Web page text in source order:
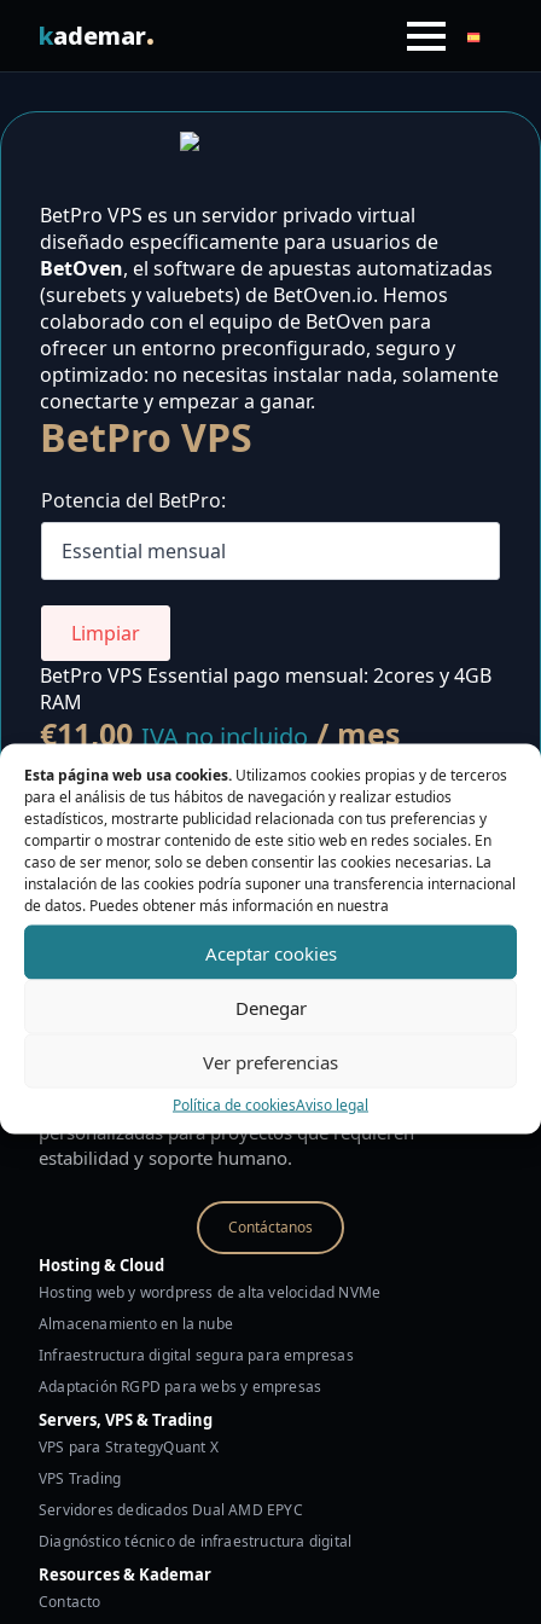
Esta página web usa cookies. Utilizamos cookies propias y de terceros
para el análisis de tus hábitos de navegación y realizar estudios
estadísticos, mostrarte publicidad relacionada con tus preferencias y
compartir o mostrar contenido de este sitio web en redes sociales. En
caso de ser menor, solo se deben consentir las cookies necesarias. La
instalación de las cookies podría suponer una transferencia internacional
de datos. Puedes obtener más información en nuestra
Aceptar cookies
Denegar
Ver preferencias
Política de cookiesAviso legal
kademar.
Almacenamiento en la nube
RGPD y textos legales para tu web
Auditoría SEO gratuita
VPS para StrategyQuant X
VPS Trading
Dual AMD EPYC
VPS BetPro
Automatización e IA
Desarrollo a Medida
Contacta con nosotros
Ahorro en suscripciones de software SaaS
Traducción de Webs Oxygen
Sobre Kademar
Blog
Contacta con nosotros
Área cliente
BetPro VPS es un servidor privado virtual
diseñado específicamente para usuarios de
BetOven, el software de apuestas automatizadas
(surebets y valuebets) de BetOven.io. Hemos
colaborado con el equipo de BetOven para
ofrecer un entorno preconfigurado, seguro y
optimizado: no necesitas instalar nada, solamente
conectarte y empezar a ganar.
BetPro VPS
Potencia del BetPro
Limpiar
BetPro VPS Essential pago mensual: 2cores y 4GB
RAM
€11,00 IVA no incluido / mes
VPS
cantidad
Activar Mi Plan
SKU:BetPro-Essential_win-mensual
Categoría: BetPro
Servicios de alojamiento web, nube y soluciones
personalizadas para proyectos que requieren
estabilidad y soporte humano.
Contáctanos
Hosting & Cloud
Hosting web y wordpress de alta velocidad NVMe
Almacenamiento en la nube
Infraestructura digital segura para empresas
Adaptación RGPD para webs y empresas
Servers, VPS & Trading
VPS para StrategyQuant X
VPS Trading
Servidores dedicados Dual AMD EPYC
Diagnóstico técnico de infraestructura digital
Resources & Kademar
Contacto